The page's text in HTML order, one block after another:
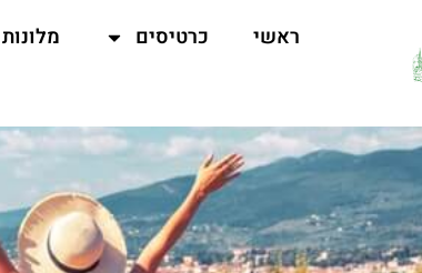
ראשי כרטיסים